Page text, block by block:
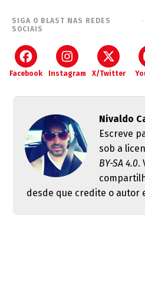
SIGA O BLAST NAS REDES
SOCIAIS
Facebook Instagram X/Twitter
Nivaldo
Escreve
sob a
BY-SA 4.0.
desde que credite o autor